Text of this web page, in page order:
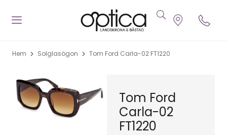
Hem Solglasögon Tom Ford Carla-02 FT1220
Tom Ford
Carla-02
FT1220